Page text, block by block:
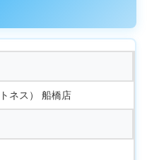
ネス） 船橋店